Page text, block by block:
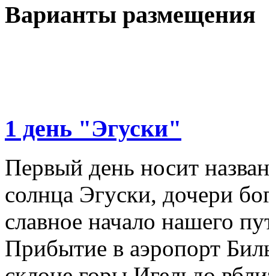
Варианты размещения
1 день "Эгуски"
Первый день носит
солнца Эгуски, дочери
славное начало нашего
Прибытие в аэропорт